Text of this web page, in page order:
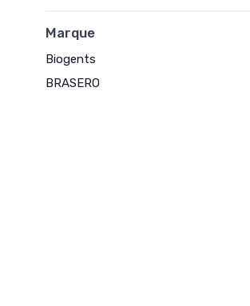
Marque
Biogents
BRASERO